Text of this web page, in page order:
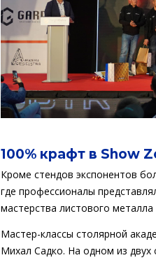
100% крафт в Show
Кроме стендов экспонентов
где профессионалы
мастерства листового
Мастер-классы столярной
Михал Садко. На одном из двух